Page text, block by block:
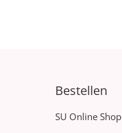
Bestellen
SU Online Shop